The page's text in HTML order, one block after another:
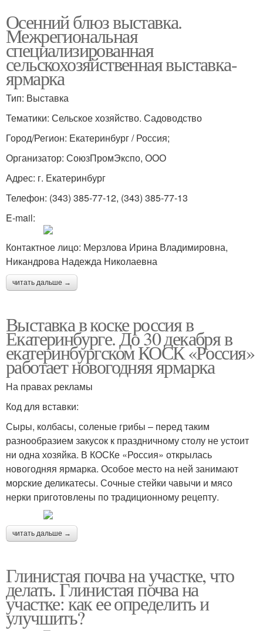
Осенний блюз выставка.
Межрегиональная
специализированная
сельскохозяйственная выставка-
ярмарка
Тип: Выставка
Тематики: Сельское хозяйство. Садоводство
Город/Регион: Екатеринбург / Россия;
Организатор: СоюзПромЭкспо, ООО
Адрес: г. Екатеринбург
Телефон: (343) 385-77-12, (343) 385-77-13
E-mail:
Контактное лицо: Мерзлова Ирина Владимировна,
Никандрова Надежда Николаевна
читать дальше →
Выставка в коске россия в
Екатеринбурге. До 30 декабря в
екатеринбургском КОСК «Россия»
работает новогодняя ярмарка
На правах рекламы
Код для вставки:
Сыры, колбасы, соленые грибы – перед таким
разнообразием закусок к праздничному столу не устоит
ни одна хозяйка. В КОСКе «Россия» открылась
новогодняя ярмарка. Особое место на ней занимают
морские деликатесы. Сочные стейки чавычи и мясо
нерки приготовлены по традиционному рецепту.
читать дальше →
Глинистая почва на участке, что
делать. Глинистая почва на
участке: как ее определить и
улучшить?